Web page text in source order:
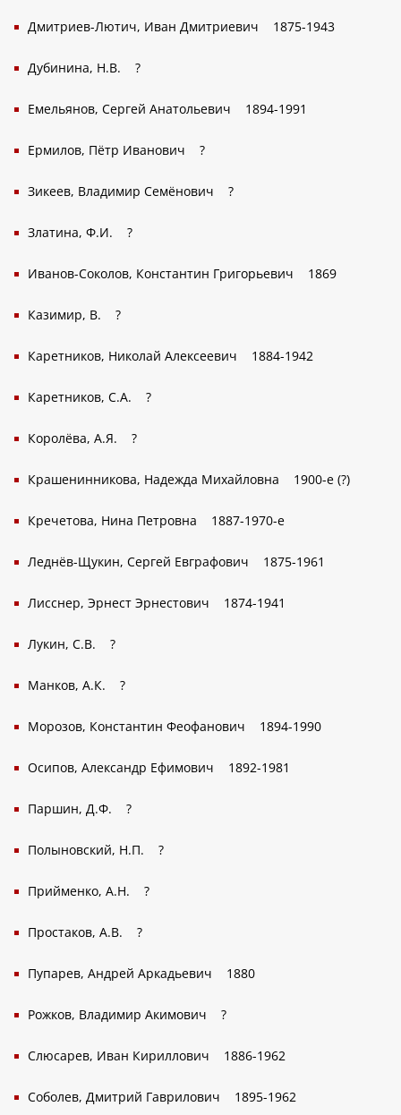
Дмитриев-Лютич, Иван Дмитриевич 1875-1943
Дубинина, Н.В. ?
Емельянов, Сергей Анатольевич 1894-1991
Ермилов, Пётр Иванович ?
Зикеев, Владимир Семёнович ?
Златина, Ф.И. ?
Иванов-Соколов, Константин Григорьевич 1869
Казимир, В. ?
Каретников, Николай Алексеевич 1884-1942
Каретников, С.А. ?
Королёва, А.Я. ?
Крашенинникова, Надежда Михайловна 1900-е (?)
Кречетова, Нина Петровна 1887-1970-е
Леднёв-Щукин, Сергей Евграфович 1875-1961
Лисснер, Эрнест Эрнестович 1874-1941
Лукин, С.В. ?
Манков, А.К. ?
Морозов, Константин Феофанович 1894-1990
Осипов, Александр Ефимович 1892-1981
Паршин, Д.Ф. ?
Полыновский, Н.П. ?
Прийменко, А.Н. ?
Простаков, А.В. ?
Пупарев, Андрей Аркадьевич 1880
Рожков, Владимир Акимович ?
Слюсарев, Иван Кириллович 1886-1962
Соболев, Дмитрий Гаврилович 1895-1962